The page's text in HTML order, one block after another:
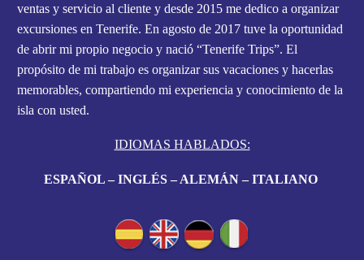
ventas y servicio al cliente y desde 2015 me dedico a organizar
excursiones en Tenerife. En agosto de 2017 tuve la oportunidad
de abrir mi propio negocio y nació “Tenerife Trips”. El
propósito de mi trabajo es organizar sus vacaciones y hacerlas
memorables, compartiendo mi experiencia y conocimiento de la
isla con usted.
IDIOMAS HABLADOS:
ESPAÑOL – INGLÉS – ALEMÁN – ITALIANO